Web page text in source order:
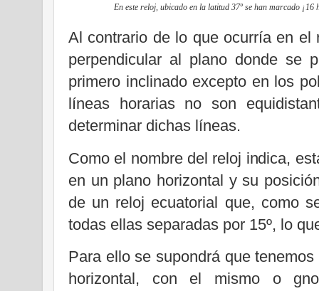
En este reloj, ubicado en la latitud 37º se han marcado
Al contrario de lo que ocurría en el
perpendicular al plano donde se
primero inclinado excepto en los
líneas horarias no son
determinar dichas líneas.
Como el nombre del reloj indica,
en un plano horizontal y su
de un reloj ecuatorial que, como
todas ellas separadas por 15º, lo
Para ello se supondrá que
horizontal, con el mismo o